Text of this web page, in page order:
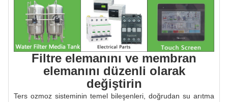
Filtre elemanını ve membran
elemanını düzenli olarak
değiştirin
Ters ozmoz sisteminin temel bileşenleri, doğrudan su arıtma